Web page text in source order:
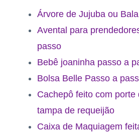
Árvore de Jujuba ou
Avental para
passo
Bebê joaninha passo a
Bolsa Belle Passo a
Cachepô feito com porte
tampa de requeijão
Caixa de Maquiagem